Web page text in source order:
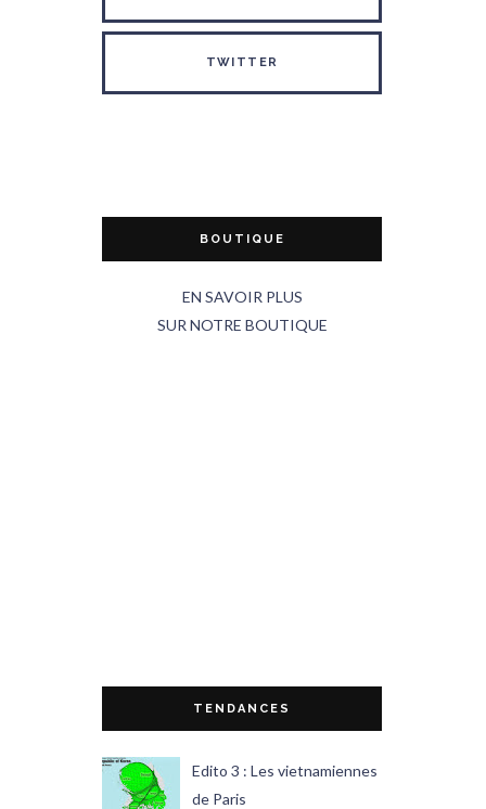
TWITTER
BOUTIQUE
EN SAVOIR PLUS
SUR NOTRE BOUTIQUE
TENDANCES
Edito 3 : Les vietnamiennes
de Paris